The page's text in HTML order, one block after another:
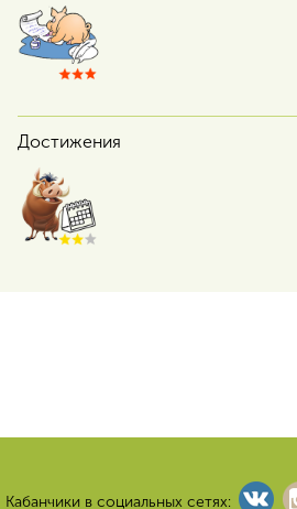
Достижения
Кабанчики в социальных сетях: